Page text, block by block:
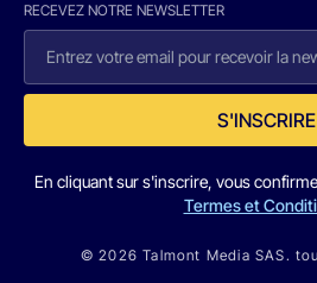
RECEVEZ NOTRE NEWSLETTER
S'INSCRIRE
En cliquant sur s'inscrire, vous
Termes et
© 2026 Talmont Media SAS.